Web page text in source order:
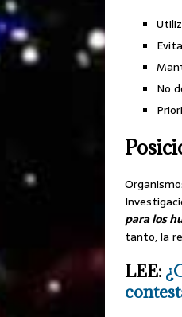
No
para los
tanto, la
LEE: